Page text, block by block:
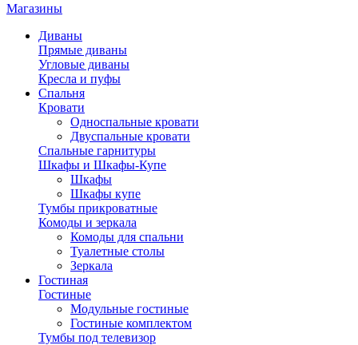
Магазины
Диваны
Прямые диваны
Угловые диваны
Кресла и пуфы
Спальня
Кровати
Односпальные кровати
Двуспальные кровати
Спальные гарнитуры
Шкафы и Шкафы-Купе
Шкафы
Шкафы купе
Тумбы прикроватные
Комоды и зеркала
Комоды для спальни
Туалетные столы
Зеркала
Гостиная
Гостиные
Модульные гостиные
Гостиные комплектом
Тумбы под телевизор